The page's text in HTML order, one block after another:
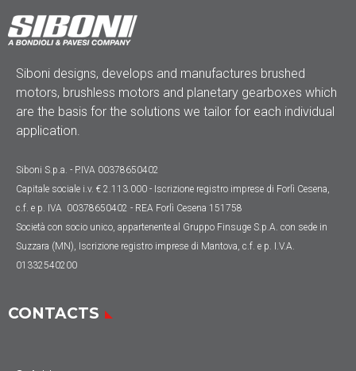
Siboni designs, develops and manufactures brushed
motors, brushless motors and planetary gearboxes which
are the basis for the solutions we tailor for each individual
application.
Siboni S.p.a. - P.IVA 00378650402
Capitale sociale i.v. € 2.113.000 - Iscrizione registro imprese di Forlì Cesena,
c.f. e p. IVA 00378650402 - REA Forlì Cesena 151758
Società con socio unico, appartenente al Gruppo Finsuge S.p.A. con sede in
Suzzara (MN), Iscrizione registro imprese di Mantova, c.f. e p. I.V.A.
01332540200
CONTACTS